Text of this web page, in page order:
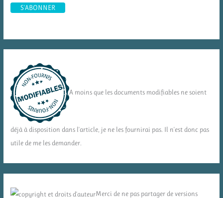
A moins que les documents modifiables ne soient
déjà à disposition dans l'article, je ne les fournirai pas. Il n'est donc pas
utile de me les demander.
Merci de ne pas partager de versions